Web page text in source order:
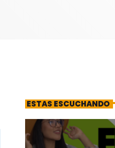
ESTAS ESCUCHANDO